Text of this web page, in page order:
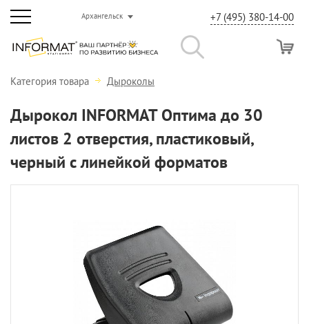
Архангельск +7 (495) 380-14-00
Категория товара Дыроколы
Дырокол INFORMAT Оптима до 30
листов 2 отверстия, пластиковый,
черный с линейкой форматов